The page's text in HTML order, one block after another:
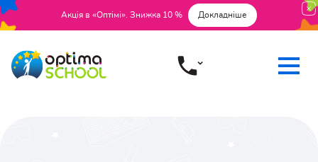
Акція в «Оптімі». Знижка 10 % Докладніше